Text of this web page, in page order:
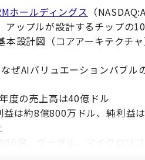
ホールディングス （
ップルが設計するチップの
設計図（コアアーキテクチ
ぜAIバリュエーションバブル
度の売上高は40億ドル
益は約8億800万ドル、純利益